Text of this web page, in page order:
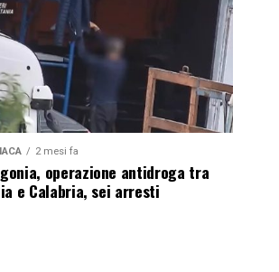
2 mesi fa
operazione antidroga tra
e Calabria, sei arresti